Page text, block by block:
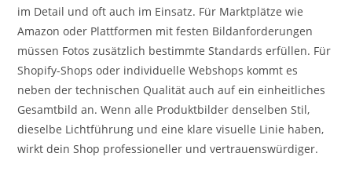
im Detail und oft auch im Einsatz. Für Marktplätze wie
Amazon oder Plattformen mit festen Bildanforderungen
müssen Fotos zusätzlich bestimmte Standards erfüllen. Für
Shopify-Shops oder individuelle Webshops kommt es
neben der technischen Qualität auch auf ein einheitliches
Gesamtbild an. Wenn alle Produktbilder denselben Stil,
dieselbe Lichtführung und eine klare visuelle Linie haben,
wirkt dein Shop professioneller und vertrauenswürdiger.